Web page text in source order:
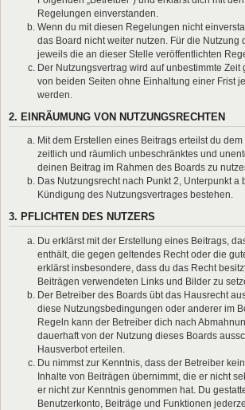
Regelungen einverstanden.
Wenn du mit diesen Regelungen nicht
das Board nicht weiter nutzen. Für die Nutzung
jeweils die an dieser Stelle veröffentlichten
Der Nutzungsvertrag wird auf unbestimmte Zeit
von beiden Seiten ohne Einhaltung einer Frist
werden.
2. EINRÄUMUNG VON NUTZUNGSRECHTEN
Mit dem Erstellen eines Beitrags erteilst du
zeitlich und räumlich unbeschränktes und
deinen Beitrag im Rahmen des Boards zu
Das Nutzungsrecht nach Punkt 2, Unterpunkt a
Kündigung des Nutzungsvertrages bestehen.
3. PFLICHTEN DES NUTZERS
Du erklärst mit der Erstellung eines Beitrags,
enthält, die gegen geltendes Recht oder die
erklärst insbesondere, dass du das Recht
Beiträgen verwendeten Links und Bilder zu
Der Betreiber des Boards übt das Hausrecht
diese Nutzungsbedingungen oder anderer im
Regeln kann der Betreiber dich nach
dauerhaft von der Nutzung dieses Boards
Hausverbot erteilen.
Du nimmst zur Kenntnis, dass der Betreiber
Inhalte von Beiträgen übernimmt, die er nicht
er nicht zur Kenntnis genommen hat. Du
Benutzerkonto, Beiträge und Funktionen